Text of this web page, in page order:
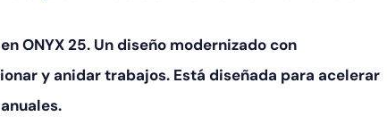
ONYX 25. Un diseño modernizado con
y anidar trabajos. Está diseñada para acelerar